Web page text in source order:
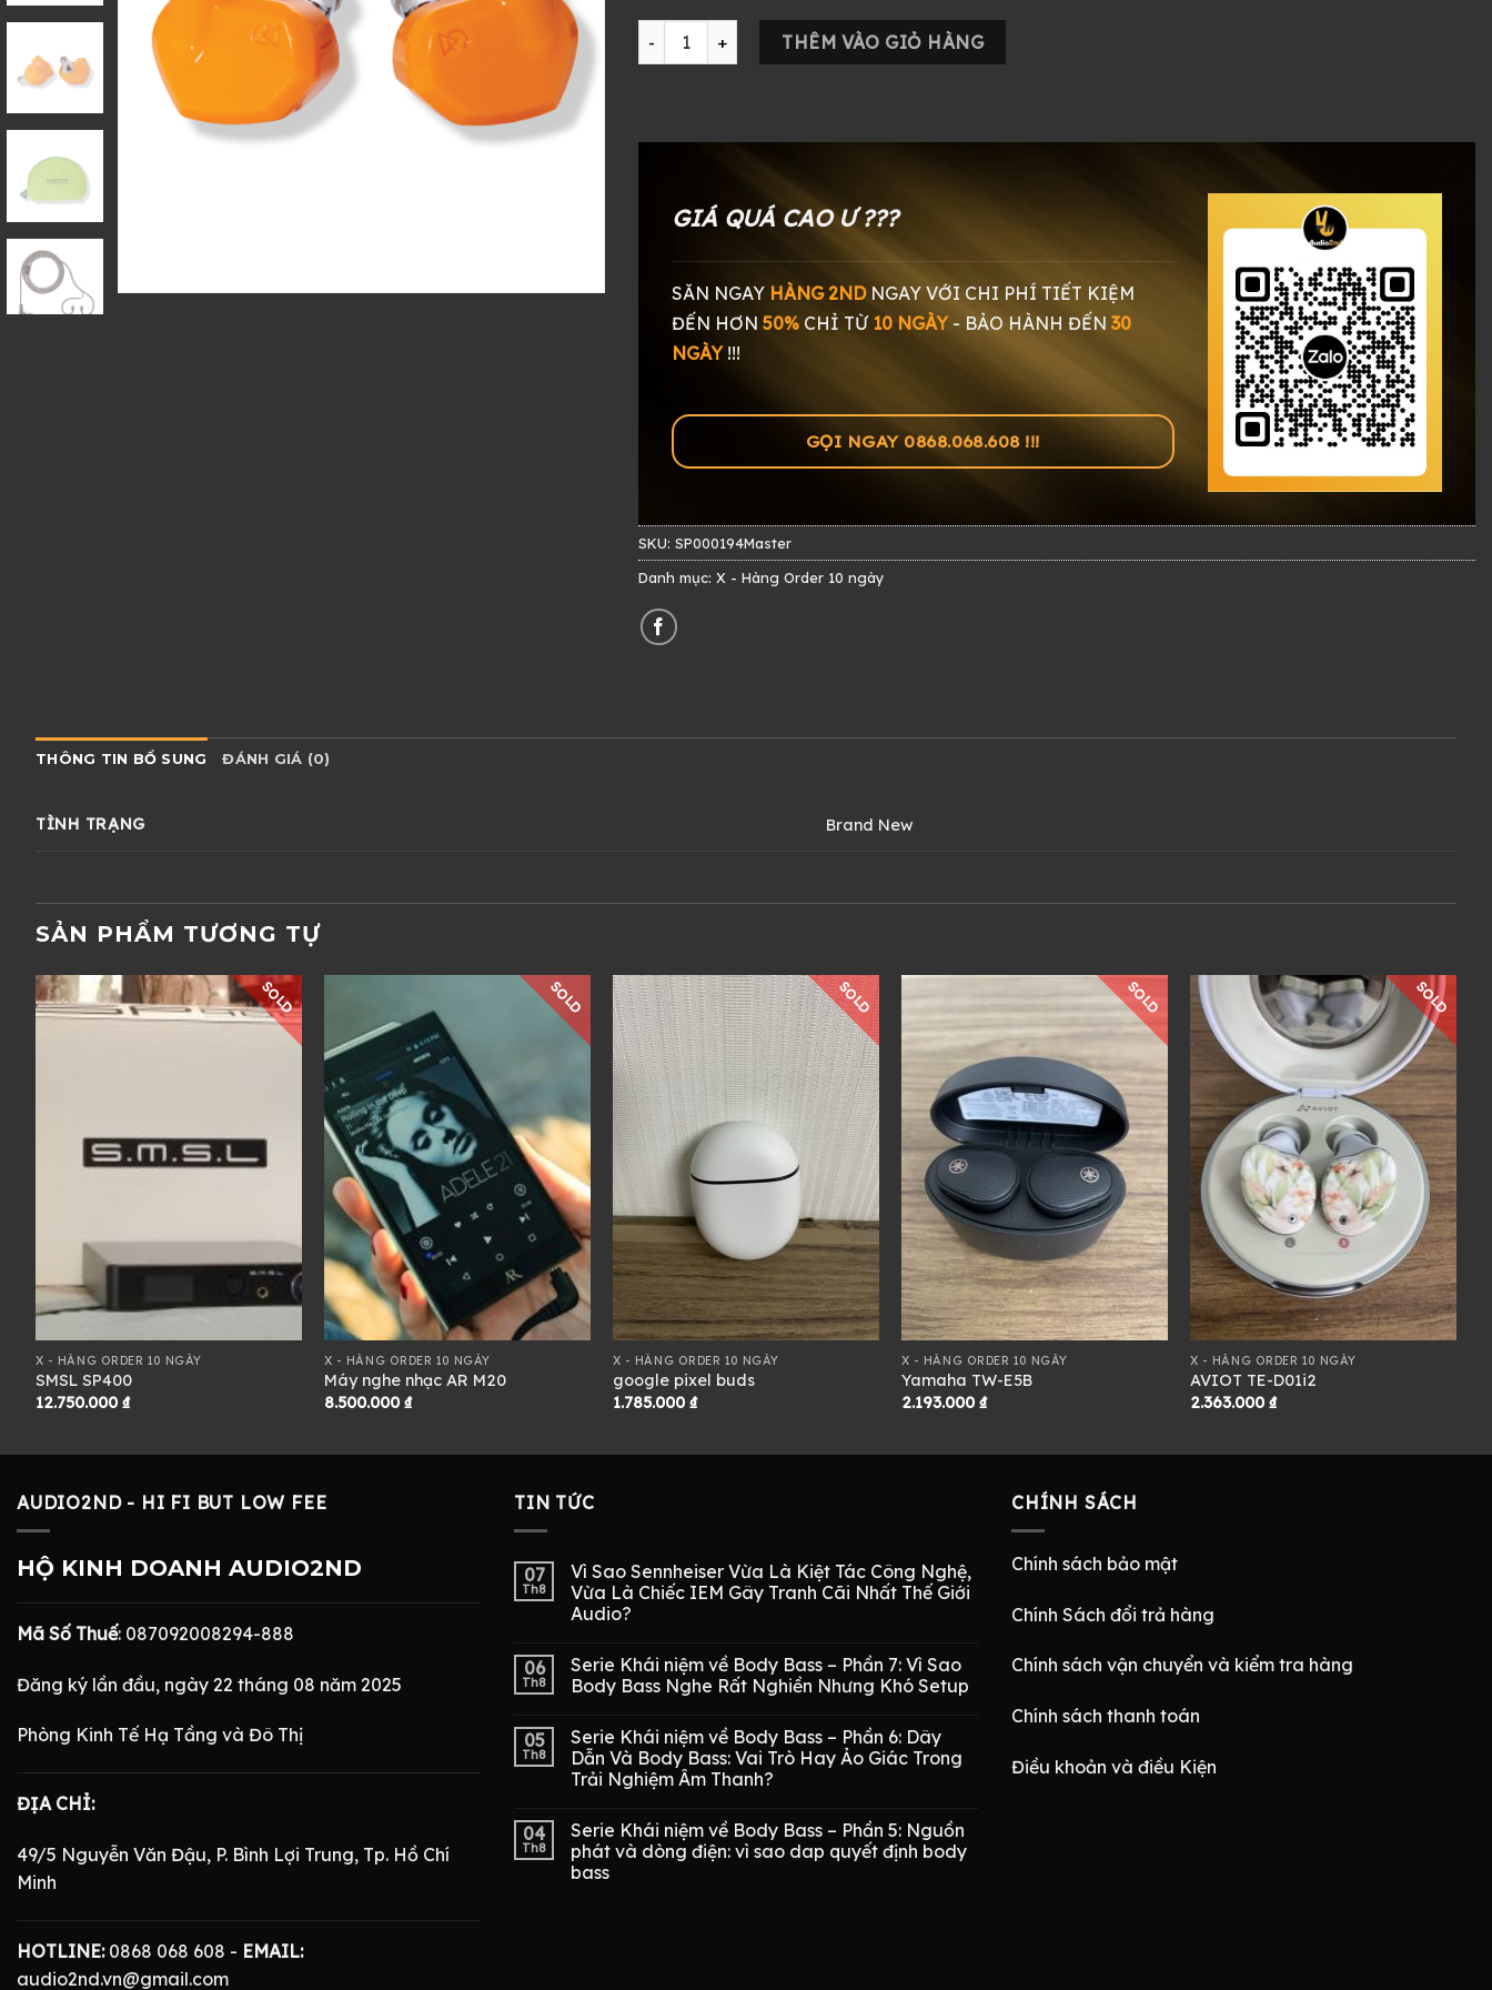
Tai Nghe Campfire Audio Satsuma số lượng
THÊM VÀO GIỎ HÀNG
GIÁ QUÁ CAO Ư ???
SĂN NGAY HÀNG 2NDNGAY VỚI CHI PHÍ TIẾT KIỆM
ĐẾN HƠN 50% CHỈ TỪ 10 NGÀY- BẢO HÀNH ĐẾN 30
NGÀY!!!
GỌI NGAY 0868.068.608 !!!
SKU: SP000194Master
Danh mục: X - Hàng Order 10 ngày
THÔNG TIN BỔ SUNG ĐÁNH GIÁ (0)
TÌNH TRẠNG Brand New
SẢN PHẨM TƯƠNG TỰ
SOLD
X - HÀNG ORDER 10 NGÀY
SMSL SP400
12.750.000 ₫
SOLD
X - HÀNG ORDER 10 NGÀY
Máy nghe nhạc AR M20
8.500.000 ₫
SOLD
X - HÀNG ORDER 10 NGÀY
google pixel buds
1.785.000 ₫
SOLD
X - HÀNG ORDER 10 NGÀY
Yamaha TW-E5B
2.193.000 ₫
SOLD
X - HÀNG ORDER 10 NGÀY
AVIOT TE-D01i2
2.363.000 ₫
AUDIO2ND - HI FI BUT LOW FEE
HỘ KINH DOANH AUDIO2ND
Mã Số Thuế: 087092008294-888
Đăng ký lần đầu, ngày 22 tháng 08 năm 2025
Phòng Kinh Tế Hạ Tầng và Đô Thị
ĐỊA CHỈ:
49/5 Nguyễn Văn Đậu, P. Bình Lợi Trung, Tp. Hồ Chí
Minh
HOTLINE:0868 068 608 - EMAIL:
audio2nd.vn@gmail.com
TIN TỨC
07
Th8
Vì Sao Sennheiser Vừa Là Kiệt Tác Công Nghệ,
Vừa Là Chiếc IEM Gây Tranh Cãi Nhất Thế Giới
Audio?
06
Th8
Serie Khái niệm về Body Bass – Phần 7: Vì Sao
Body Bass Nghe Rất Nghiền Nhưng Khó Setup
05
Th8
Serie Khái niệm về Body Bass – Phần 6: Dây
Dẫn Và Body Bass: Vai Trò Hay Ảo Giác Trong
Trải Nghiệm Âm Thanh?
04
Th8
Serie Khái niệm về Body Bass – Phần 5: Nguồn
phát và dòng điện: vì sao dap quyết định body
bass
CHÍNH SÁCH
Chính sách bảo mật
Chính Sách đổi trả hàng
Chính sách vận chuyển và kiểm tra hàng
Chính sách thanh toán
Điều khoản và điều Kiện